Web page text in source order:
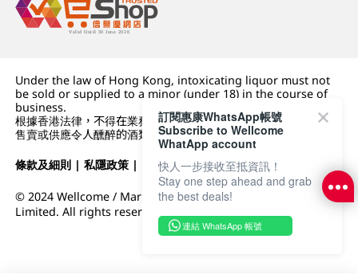
Under the law of Hong Kong, intoxicating liquor must not
be sold or supplied to a minor (under 18) in the course of
business.
根據香港法律，不得在業務過程中，向未成年人 (18 歲以下人士)
售賣或供應令人醺醉的酒類。
條款及細則 |私隱政策 | DFI零售集團
© 2024 Wellcome / Market Place. The Dairy Farm Company
Limited. All rights reserved.
訂閱惠康WhatsApp帳號
Subscribe to Wellcome
WhatApp account
快人一步接收至抵資訊！
Stay one step ahead and grab
the best deals!
連結 WhatsApp 帳號